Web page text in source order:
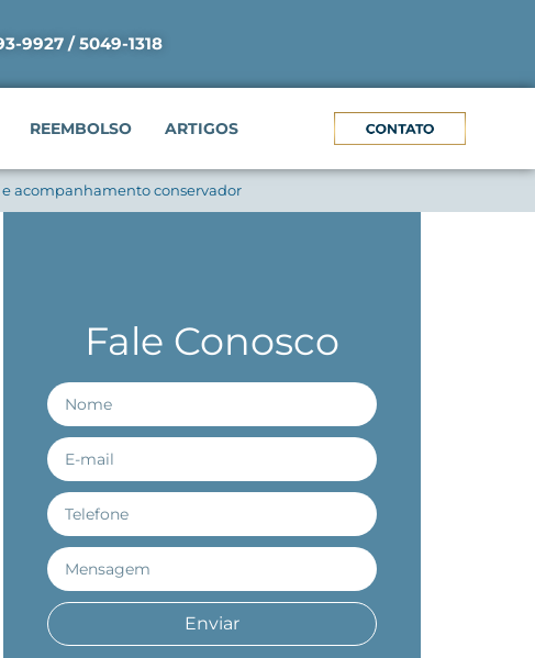
9927 / 5049-1318
REEMBOLSO ARTIGOS
acompanhamento conservador
Fale Conosco
Enviar